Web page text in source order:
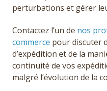
perturbations et gérer
Contactez l’un de nos
commerce pour discuter
d’expédition et de la
continuité de vos
malgré l’évolution de la